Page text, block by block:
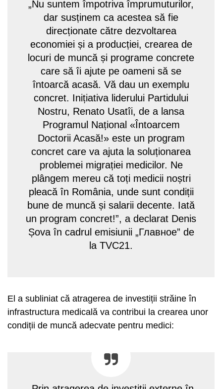
„Nu suntem împotriva împrumuturilor,
dar susținem ca acestea să fie
direcționate către dezvoltarea
economiei și a producției, crearea de
locuri de muncă și programe concrete
care să îi ajute pe oameni să se
întoarcă acasă. Vă dau un exemplu
concret. Inițiativa liderului Partidului
Nostru, Renato Usatîi, de a lansa
Programul Național «Întoarcem
Doctorii Acasă!» este un program
concret care va ajuta la soluționarea
problemei migrației medicilor. Ne
plângem mereu că toți medicii noștri
pleacă în România, unde sunt condiții
bune de muncă și salarii decente. Iată
un program concret!”, a declarat Denis
Șova în cadrul emisiunii „Главное” de
la TVC21.
El a subliniat că atragerea de investiții străine în
infrastructura medicală va contribui la crearea unor
condiții de muncă adecvate pentru medici: